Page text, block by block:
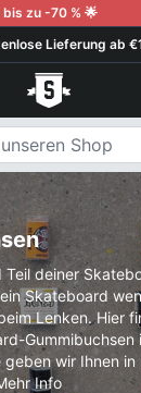
bis zu -70 % 🌟
Lieferung ab
deiner
Skateboard
Lenken. Hier
Gummibuchsen
geben wir Ihnen
Info